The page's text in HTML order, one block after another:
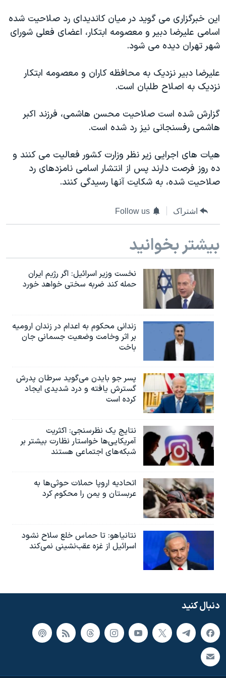
حقوق شهروندی
اقتصادی
اسرائیل در جنگ
آرشیو پخش زنده
انتخابات ریاست جمهوری آمریکا ۲۰۲۴
حمله جمهوری اسلامی به اسرائیل
ورزش زنان در ایران
مجموعه مستندهای دادخواهی
دادگاه حمید نوری
چهل سال گروگان‌گیری
اعتراضات مردمی آبان ۹۸
نرگس محمدی برنده جایزه نوبل صلح
صفحه‌های ویژه
سفر پرزیدنت ترامپ به چین
زبانهای مختلف
این خبرگزاری می گوید در میان کاندیدای رد صلاحیت شده
اسامی علیرضا دبیر و معصومه ابتکار، اعضای فعلی شورای
شهر تهران دیده می شود.
علیرضا دبیر نزدیک به محافظه کاران و معصومه ابتکار
نزدیک به اصلاح طلبان است.
گزارش شده است صلاحیت محسن هاشمی، فرزند اکبر
هاشمی رفسنجانی نیز رد شده است.
هیات های اجرایی زیر نظر وزارت کشور فعالیت می کنند و
ده روز فرصت دارند پس از انتشار اسامی نامزدهای رد
صلاحیت شده، به شکایت آنها رسیدگی کنند.
اشتراک Follow us
بیشتر بخوانید
نخست وزیر اسرائيل: اگر رژیم ایران
حمله کند ضربه سختی خواهد خورد
زندانی محکوم به اعدام در زندان ارومیه
بر اثر وخامت وضعیت جسمانی جان
باخت
پسر جو بایدن می‌گوید سرطان پدرش
گسترش یافته و درد شدیدی ایجاد
کرده است
نتایج یک نظرسنجی: اکثریت
آمریکایی‌ها خواستار نظارت بیشتر بر
شبکه‌های اجتماعی هستند
اتحادیه اروپا حملات حوثی‌ها به
عربستان و یمن را محکوم کرد
نتانیاهو: تا حماس خلع سلاح نشود
اسرائیل از غزه عقب‌نشینی نمی‌کند
دنبال کنید